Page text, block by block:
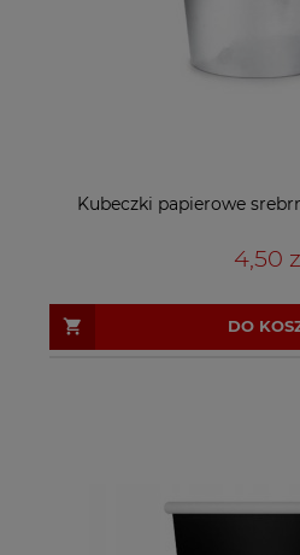
Kubeczki papierowe
4,50
DO